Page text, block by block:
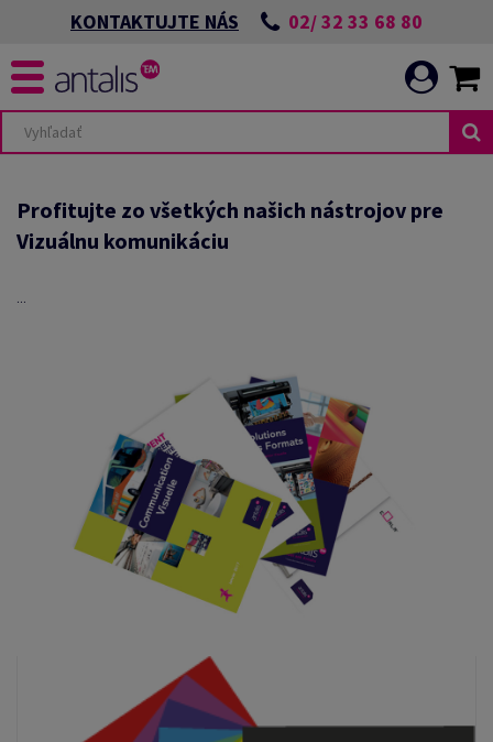
KONTAKTUJTE NÁS 02/ 32 33 68 80
Profitujte zo všetkých našich nástrojov pre
Vizuálnu komunikáciu
...